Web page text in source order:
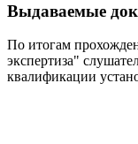
Выдаваемые
По итогам
экспертиза"
квалификации